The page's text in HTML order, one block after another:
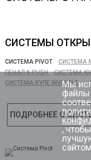
СИСТЕМЫ
СИСТЕМА PIVOT СИСТЕМА
ПЕНАЛ K-PUSH
СИСТЕМА
СИСТЕМА КУПЕ INVISIBLE
ПОДРОБНЕЕ О
Мы
файлы
,
сайтом